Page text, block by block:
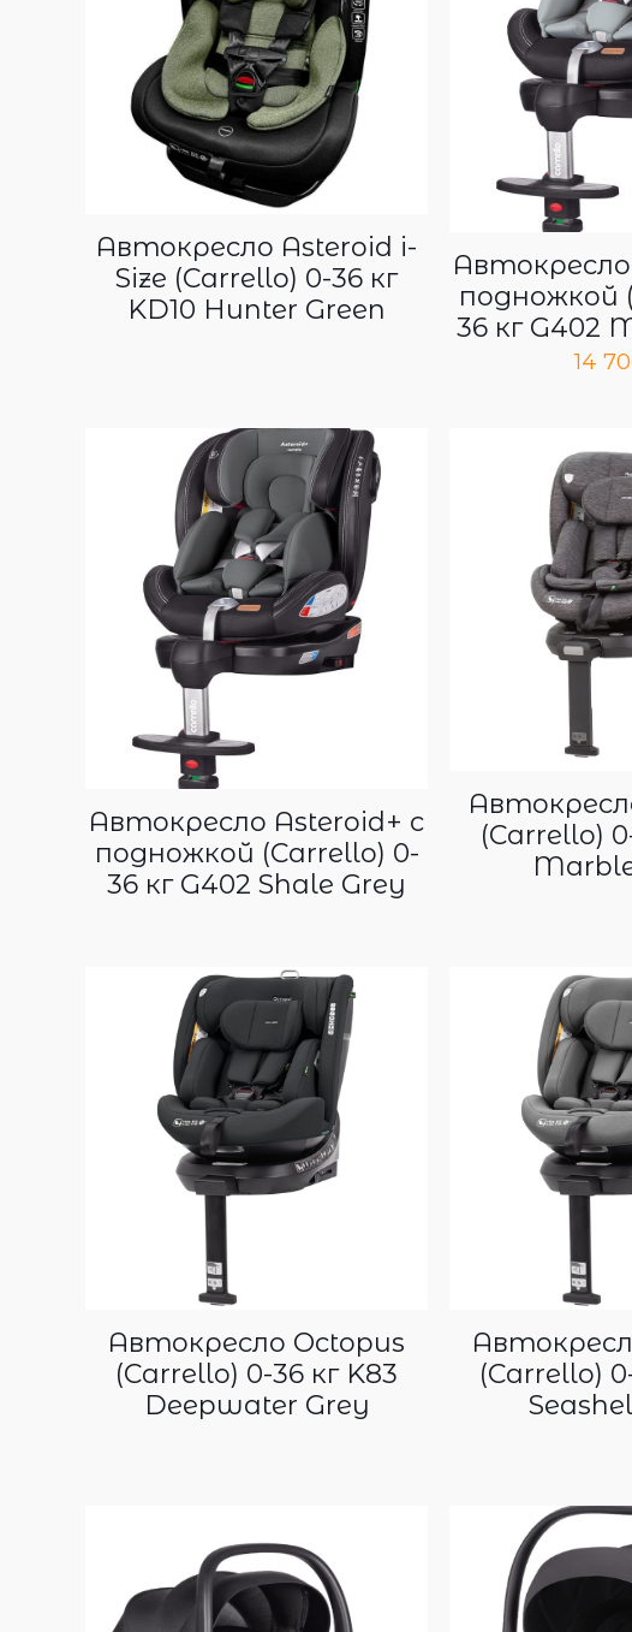
Автокресло Asteroid i-
Size (Carrello) 0-36 кг
KD10 Hunter Green
подножкой
36 кг G402
14
Автокресло Asteroid+ с
подножкой (Carrello) 0-
36 кг G402 Shale Grey
(Carrello)
Автокресло Octopus
(Carrello) 0-36 кг K83
Deepwater Grey
(Carrello)